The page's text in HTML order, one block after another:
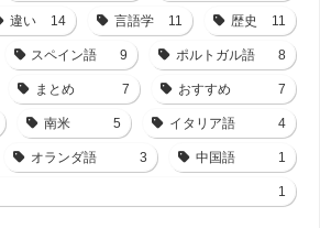
違い 14 言語学 11 歴史 11
スペイン語 9 ポルトガル語 8
まとめ 7 おすすめ 7
南米 5 イタリア語 4
オランダ語 3 中国語 1
1